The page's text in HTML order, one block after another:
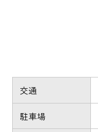
交通
駐車場